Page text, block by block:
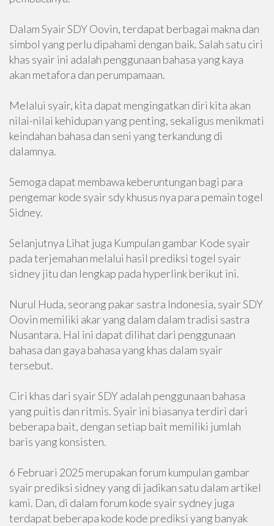
Dalam Syair SDY Oovin, terdapat berbagai makna dan
simbol yang perlu dipahami dengan baik. Salah satu ciri
khas syair ini adalah penggunaan bahasa yang kaya
akan metafora dan perumpamaan.
Melalui syair, kita dapat mengingatkan diri kita akan
nilai-nilai kehidupan yang penting, sekaligus menikmati
keindahan bahasa dan seni yang terkandung di
dalamnya.
Semoga dapat membawa keberuntungan bagi para
pengemar kode syair sdy khusus nya para pemain togel
Sidney.
Selanjutnya Lihat juga Kumpulan gambar Kode syair
pada terjemahan melalui hasil prediksi togel syair
sidney jitu dan lengkap pada hyperlink berikut ini.
Nurul Huda, seorang pakar sastra Indonesia, syair SDY
Oovin memiliki akar yang dalam dalam tradisi sastra
Nusantara. Hal ini dapat dilihat dari penggunaan
bahasa dan gaya bahasa yang khas dalam syair
tersebut.
Ciri khas dari syair SDY adalah penggunaan bahasa
yang puitis dan ritmis. Syair ini biasanya terdiri dari
beberapa bait, dengan setiap bait memiliki jumlah
baris yang konsisten.
6 Februari 2025 merupakan forum kumpulan gambar
syair prediksi sidney yang di jadikan satu dalam artikel
kami. Dan, di dalam forum kode syair sydney juga
terdapat beberapa kode kode prediksi yang banyak